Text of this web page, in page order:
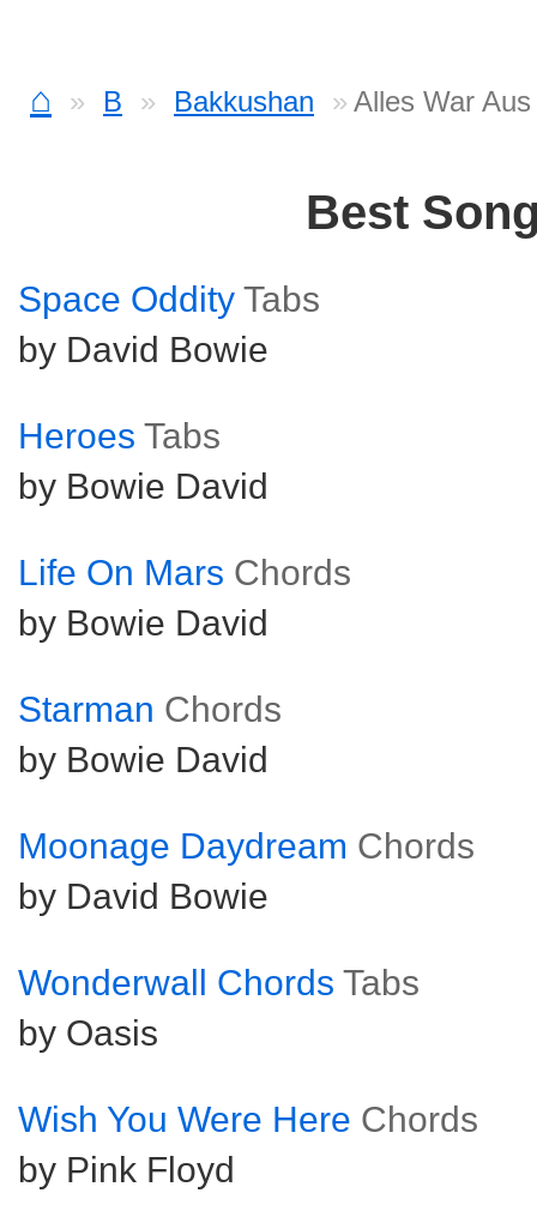
⌂ B Bakkushan Alles War
Best
Space Oddity Tabs
by David Bowie
Heroes Tabs
by Bowie David
Life On Mars Chords
by Bowie David
Starman Chords
by Bowie David
Moonage Daydream Chords
by David Bowie
Wonderwall Chords Tabs
by Oasis
Wish You Were Here Chords
by Pink Floyd